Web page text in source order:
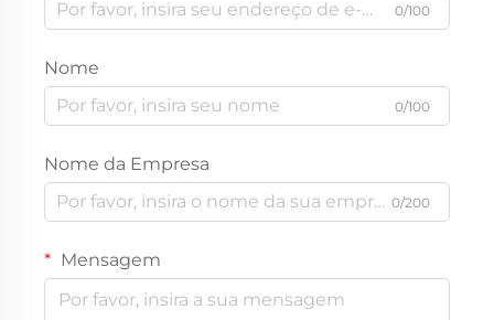
0/100
Nome
0/100
Nome da Empresa
0/200
Mensagem